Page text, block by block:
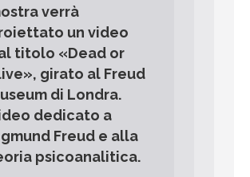
verrà
un video
titolo «Dead or
girato al Freud
di Londra.
dedicato a
Freud e alla
psicoanalitica.